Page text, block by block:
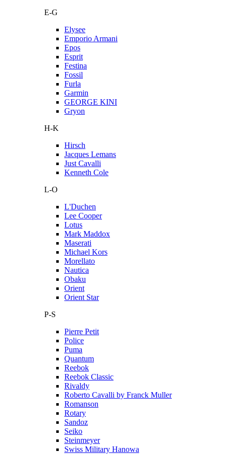
E-G
Elysee
Emporio Armani
Epos
Esprit
Festina
Fossil
Furla
Garmin
GEORGE KINI
Gryon
H-K
Hirsch
Jacques Lemans
Just Cavalli
Kenneth Cole
L-O
L'Duchen
Lee Cooper
Lotus
Mark Maddox
Maserati
Michael Kors
Morellato
Nautica
Obaku
Orient
Orient Star
P-S
Pierre Petit
Police
Puma
Quantum
Reebok
Reebok Classic
Rivaldy
Roberto Cavalli by Franck Muller
Romanson
Rotary
Sandoz
Seiko
Steinmeyer
Swiss Military Hanowa